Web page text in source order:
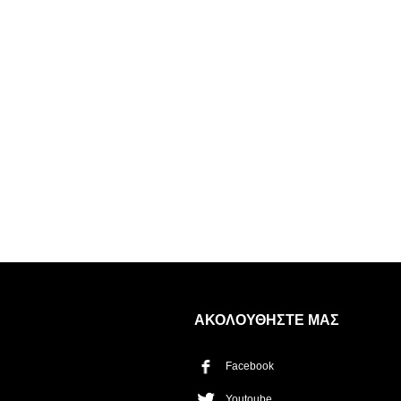
ΑΚΟΛΟΥΘΗΣΤΕ ΜΑΣ
Facebook
πατήστε Προσθήκη για να ξεκινήσετε.